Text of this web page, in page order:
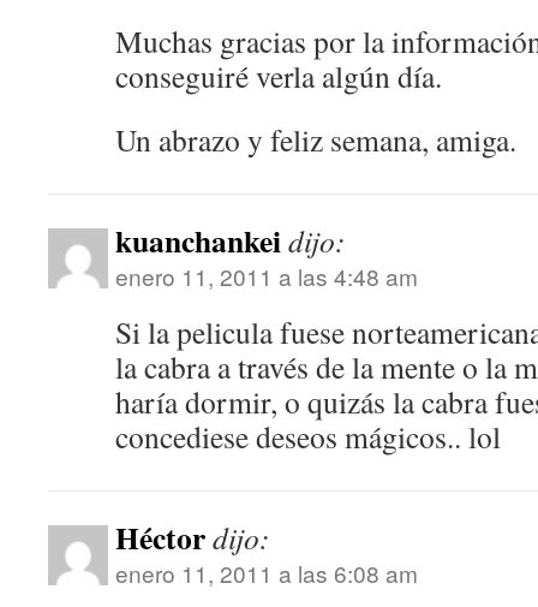
Muchas gracias por la
conseguiré verla algún día.
Un abrazo y feliz semana, amiga.
kuanchankeidijo:
enero 11, 2011 a las 4:48 am
Si la pelicula fuese
la cabra a través de la mente o la
haría dormir, o quizás la cabra
concediese deseos mágicos.. lol
Héctordijo:
enero 11, 2011 a las 6:08 am